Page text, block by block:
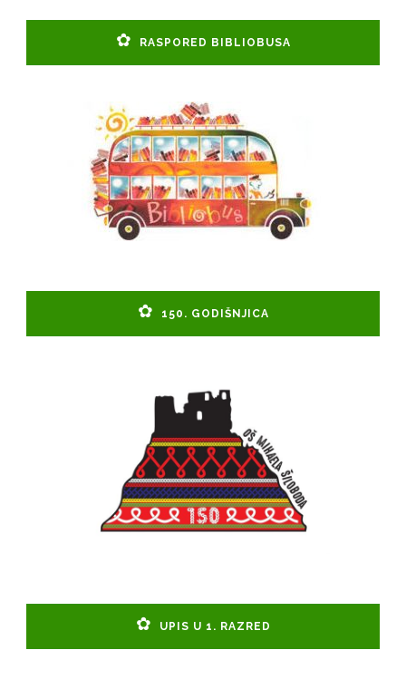
RASPORED BIBLIOBUSA
150. GODIŠNJICA
UPIS U 1. RAZRED